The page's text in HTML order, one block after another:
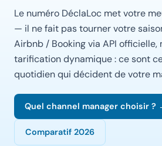
Le numéro DéclaLoc met votre
— il ne fait pas tourner votre
Airbnb / Booking via API officielle,
tarification dynamique : ce sont
quotidien qui décident de votre
Quel channel manager choisir ?
Comparatif 2026